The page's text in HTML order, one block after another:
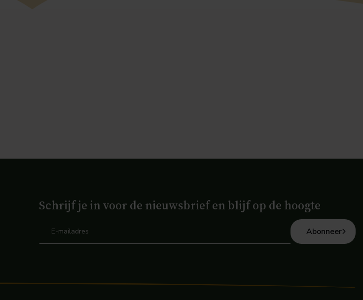
Schrijf je in voor de nieuwsbrief en blijf op de hoogte
Abonneer